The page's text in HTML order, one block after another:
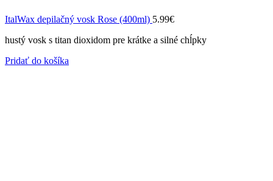
ItalWax depilačný vosk Rose (400ml) 5.99€
hustý vosk s titan dioxidom pre krátke a silné chĺpky
Pridať do košíka